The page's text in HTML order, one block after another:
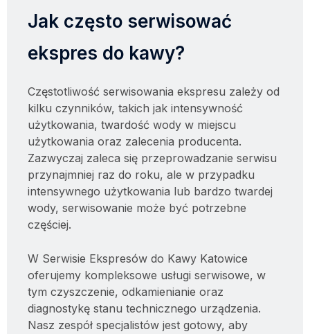
Jak często serwisować
ekspres do kawy?
Częstotliwość serwisowania ekspresu zależy od
kilku czynników, takich jak intensywność
użytkowania, twardość wody w miejscu
użytkowania oraz zalecenia producenta.
Zazwyczaj zaleca się przeprowadzanie serwisu
przynajmniej raz do roku, ale w przypadku
intensywnego użytkowania lub bardzo twardej
wody, serwisowanie może być potrzebne
częściej.
W Serwisie Ekspresów do Kawy Katowice
oferujemy kompleksowe usługi serwisowe, w
tym czyszczenie, odkamienianie oraz
diagnostykę stanu technicznego urządzenia.
Nasz zespół specjalistów jest gotowy, aby